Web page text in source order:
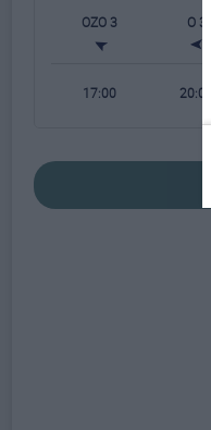
OZO 3 O 3
17:00 20:00